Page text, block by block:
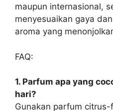
maupun internasional,
menyesuaikan gaya
aroma yang
FAQ:
1. Parfum apa yang
hari?
Gunakan parfum